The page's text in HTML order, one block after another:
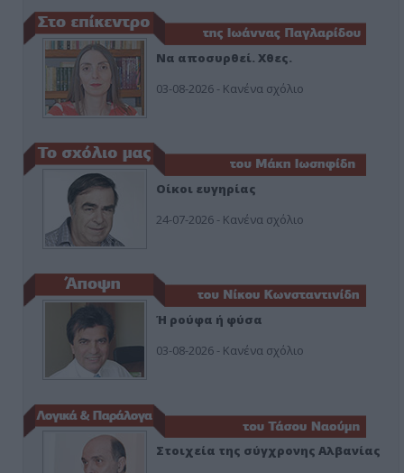
Να αποσυρθεί. Χθες.
03-08-2026 - Κανένα σχόλιο
Οίκοι ευγηρίας
24-07-2026 - Κανένα σχόλιο
Ή ρούφα ή φύσα
03-08-2026 - Κανένα σχόλιο
Στοιχεία της σύγχρονης Αλβανίας